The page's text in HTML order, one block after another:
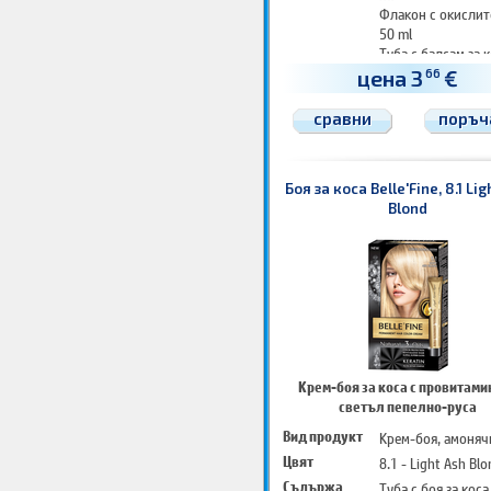
Флакон с
50 ml
Туба с балсам за
25 ml
Чифт защитни
Инструкции за
цена 3 66 €
сравни
Боя за коса Belle'Fine, 8.1
Blond
Крем-боя за коса с
светъл пепелно-руса
Вид продукт
Крем-боя,
Цвят
8.1 - Light Ash